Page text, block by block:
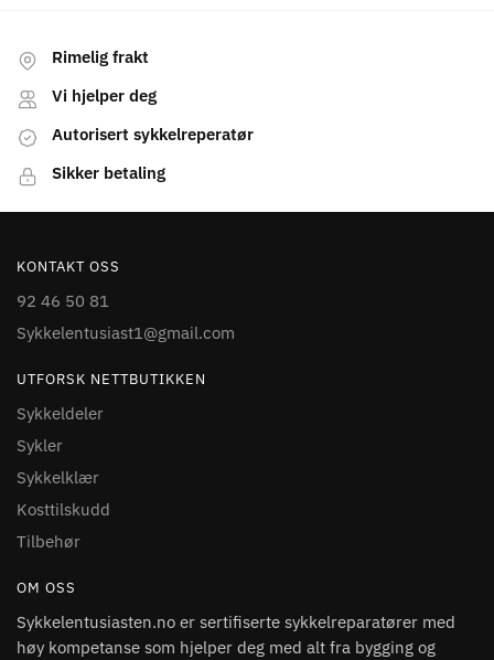
Rimelig frakt
Vi hjelper deg
Autorisert sykkelreperatør
Sikker betaling
KONTAKT OSS
92 46 50 81
Sykkelentusiast1@gmail.com
UTFORSK NETTBUTIKKEN
Sykkeldeler
Sykler
Sykkelklær
Kosttilskudd
Tilbehør
OM OSS
Sykkelentusiasten.no er sertifiserte sykkelreparatører med
høy kompetanse som hjelper deg med alt fra bygging og